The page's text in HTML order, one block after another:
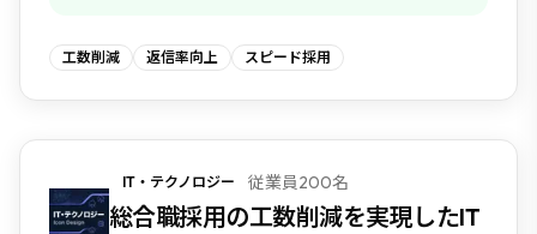
工数削減 返信率向上 スピード採用
IT・テクノロジー 従業員200名
総合職採用の工数削減を実現したIT